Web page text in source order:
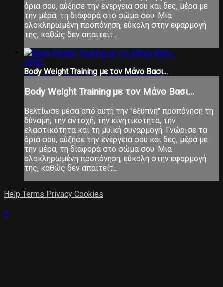
όρια σου, αύξησε την ενέργεια σου και δες, μέρα με
την μέρα, τη διαφορά στο σώμα σου. Μια
ολοκληρωμένη προπόνηση, εύκολη στην εφαρμογή
της, καθώς δεν απαιτείτ...
38:05
Body Weight Training με τον Μάνο Βασι...
Body Weight Training με τον Μάνο Βασι...
Βελτίωσε μέσα από αυτή την "έξυπνη" προπόνηση τη
δύναμη, την αντοχή, την κινητικότητα, την
ελαστικότητα και τη μυϊκή συναρμογή. Γνώρισε τα
όρια σου, αύξησε την ενέργεια σου και δες, μέρα με
την μέρα, τη διαφορά στο σώμα σου. Μια
ολοκληρωμένη προπόνηση, εύκολη στην εφαρμογή
της, καθώς δεν απαιτείτ...
Help Terms Privacy Cookies
×